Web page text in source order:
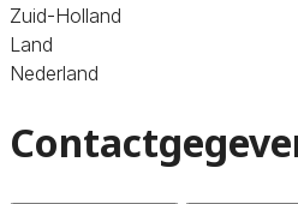
Zuid-Holland
Land
Nederland